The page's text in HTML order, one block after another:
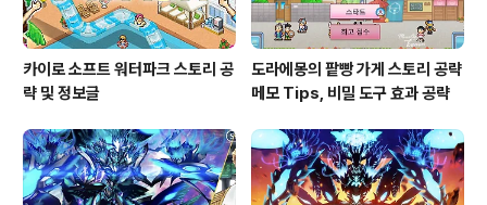
카이로 소프트 워터파크 스토리 공
략 및 정보글
도라에몽의 팥빵 가게 스토리 공략
메모 Tips, 비밀 도구 효과 공략